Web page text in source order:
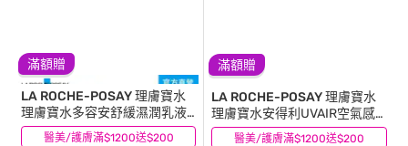
滿額贈
醫美/護膚滿$1200送$200
LA ROCHE-POSAY 理膚寶水
理膚寶水多容安舒緩濕潤乳液
40ml
(22)
滿額贈
醫美/護膚滿$1200送$200
LA ROCHE-POSAY 理膚寶水
理膚寶水安得利UVAIR空氣感
極效精華防曬50ml
(2)